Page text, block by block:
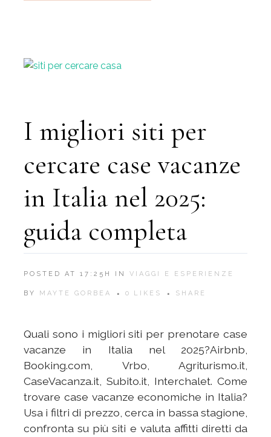
I migliori siti per
cercare case vacanze
in Italia nel 2025:
guida completa
POSTED AT 17:25H IN VIAGGI E ESPERIENZE
BY MAYTE GORBEA 0 LIKES SHARE
Quali sono i migliori siti per prenotare case
vacanze in Italia nel 2025?Airbnb,
Booking.com, Vrbo, Agriturismo.it,
CaseVacanza.it, Subito.it, Interchalet. Come
trovare case vacanze economiche in Italia?
Usa i filtri di prezzo, cerca in bassa stagione,
confronta su più siti e valuta affitti diretti da